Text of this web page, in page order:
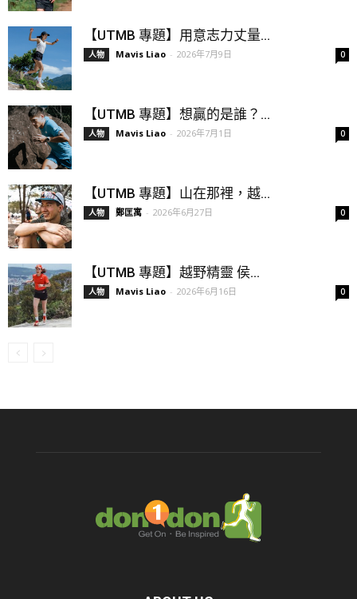
【UTMB 專題】用意志力丈量...
人物 Mavis Liao - 2026年7月9日 0
【UTMB 專題】想贏的是誰？...
人物 Mavis Liao - 2026年7月1日 0
【UTMB 專題】山在那裡，越...
人物 鄭匡寓 - 2026年6月27日 0
【UTMB 專題】越野精靈 侯...
人物 Mavis Liao - 2026年6月16日 0